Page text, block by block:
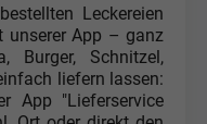
Leckereien
unserer App – ganz
Burger, Schnitzel,
liefern lassen:
App "Lieferservice